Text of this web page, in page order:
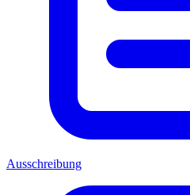
Ausschreibung